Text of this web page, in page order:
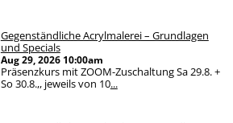
Gegenständliche Acrylmalerei – Grundlagen
und Specials
Aug 29, 2026 10:00am
Präsenzkurs mit ZOOM-Zuschaltung Sa 29.8. +
So 30.8.,, jeweils von 10...